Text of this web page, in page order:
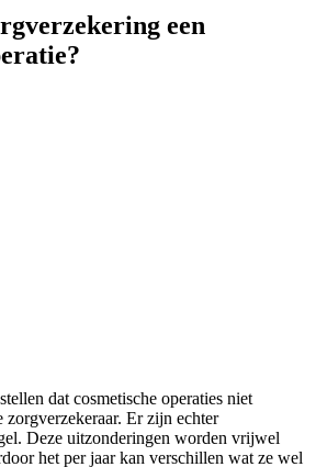
een
dat cosmetische operaties niet
Er zijn echter
Deze uitzonderingen worden vrijwel
het per jaar kan verschillen wat ze wel